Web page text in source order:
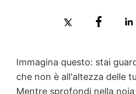
Immagina questo: stai
che non è all'altezza delle
Mentre sprofondi nella